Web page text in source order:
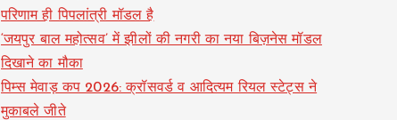
परिणाम ही पिपलांत्री मॉडल है
‘जयपुर बाल महोत्सव’ में झीलों की नगरी का नया बिज़नेस मॉडल
दिखाने का मौका
पिम्स मेवाड़ कप 2026: क्रॉसवर्ड व आदित्यम रियल स्टेट्स ने
मुकाबले जीते